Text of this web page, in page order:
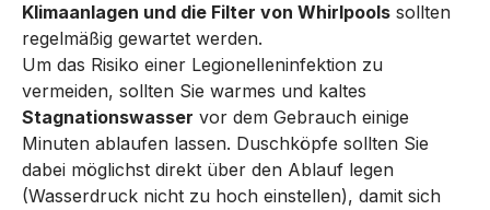
Klimaanlagen und die Filter von Whirlpools sollten
regelmäßig gewartet werden.
Um das Risiko einer Legionelleninfektion zu
vermeiden, sollten Sie warmes und kaltes
Stagnationswasser vor dem Gebrauch einige
Minuten ablaufen lassen. Duschköpfe sollten Sie
dabei möglichst direkt über den Ablauf legen
(Wasserdruck nicht zu hoch einstellen), damit sich